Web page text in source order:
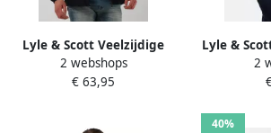
Lyle & Scott Veelzijdige
Hoodie Jas van Lichtgewicht
Nylonmix Blue Heren
2 webshops
€ 63,95
Lyle &
Scott 2
40%